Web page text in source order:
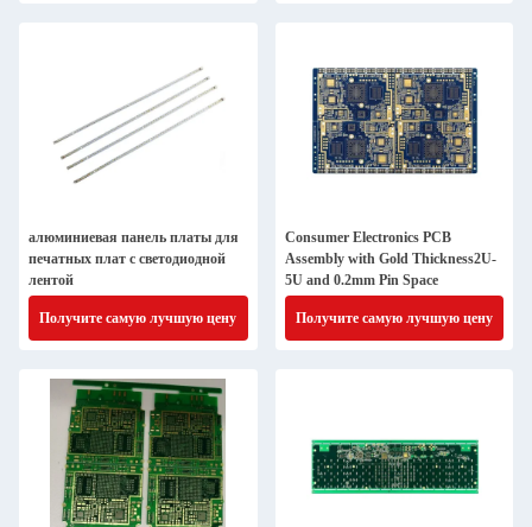
алюминиевая панель платы для
печатных плат с светодиодной
лентой
Получите самую лучшую цену
Consumer Electronics PCB
Assembly with Gold Thickness2U-
5U and 0.2mm Pin Space
Получите самую лучшую цену